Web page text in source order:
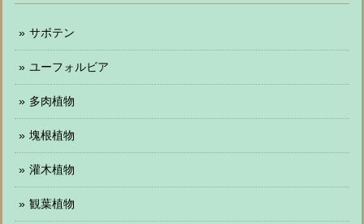
サボテン
ユーフォルビア
多肉植物
塊根植物
灌木植物
観葉植物